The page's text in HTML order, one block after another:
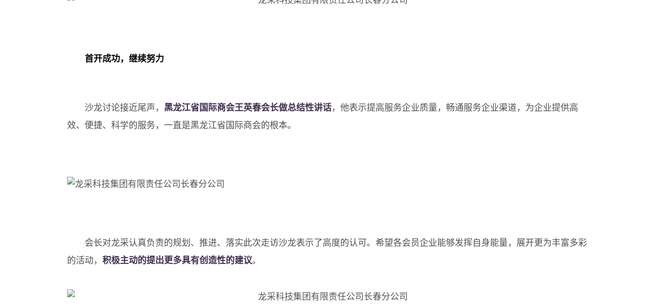
首开成功，继续努力
沙龙讨论接近尾声， 黑龙江省国际商会王英春会长做总结性讲话，他表示提高服务企业质量，畅通服务企业渠道，为企业提供高
效、便捷、科学的服务，一直是黑龙江省国际商会的根本。
会长对龙采认真负责的规划、推进、落实此次走访沙龙表示了高度的认可。 希望各会员企业能够发挥自身能量，展开更为丰富多彩
的活动， 积极主动的提出更多具有创造性的建议。